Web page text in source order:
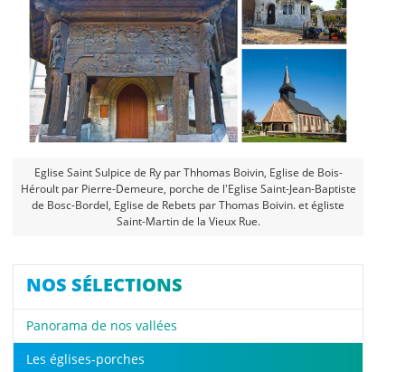
Eglise Saint Sulpice de Ry par Thhomas Boivin, Eglise de Bois-
Héroult par Pierre-Demeure, porche de l'Eglise Saint-Jean-Baptiste
de Bosc-Bordel, Eglise de Rebets par Thomas Boivin. et égliste
Saint-Martin de la Vieux Rue.
NOS SÉLECTIONS
Panorama de nos vallées
Les églises-porches